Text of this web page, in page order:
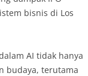
bisnis di Los
AI tidak hanya
budaya, terutama